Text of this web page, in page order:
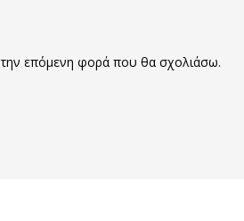
επόμενη φορά που θα σχολιάσω.